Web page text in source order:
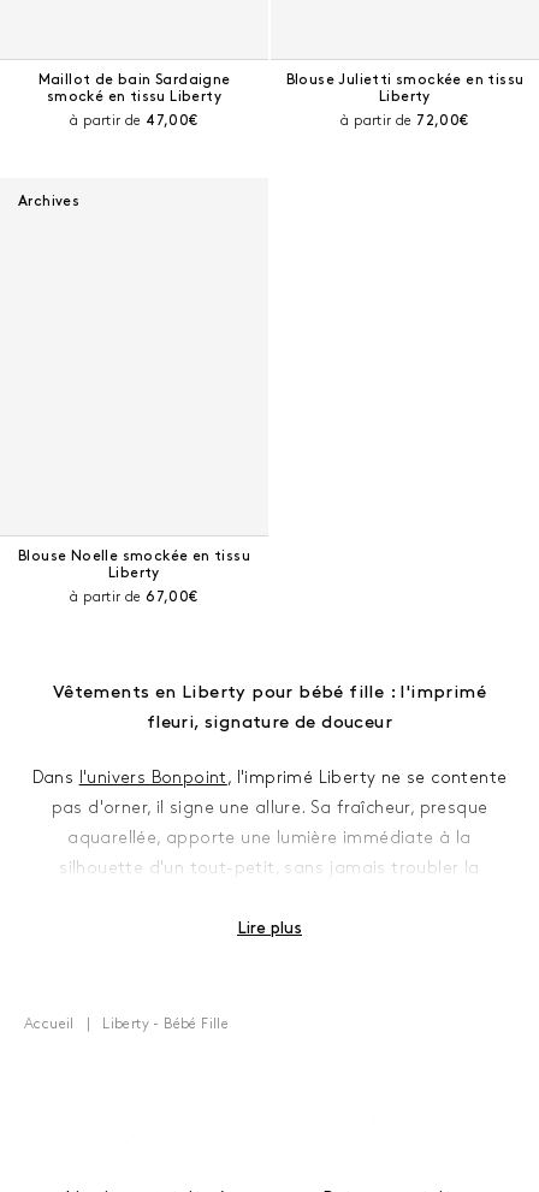
Maillot de bain Sardaigne
smocké en tissu Liberty
à partir de Prix courant :
47,00€
Blouse Julietti smockée en tissu
Liberty
à partir de Prix courant :
72,00€
Archives
Blouse Noelle smockée en tissu
Liberty
à partir de Prix courant :
67,00€
Vêtements en Liberty pour bébé fille : l'imprimé
fleuri, signature de douceur
Dans l'univers Bonpoint
, l'imprimé Liberty ne se contente
pas d'orner, il signe une allure. Sa fraîcheur, presque
aquarellée, apporte une lumière immédiate à la
silhouette d'un tout-petit, sans jamais troubler la
faite de pétales minuscules, de couleurs justes, de
Lire plus
Accueil Liberty - Bébé Fille